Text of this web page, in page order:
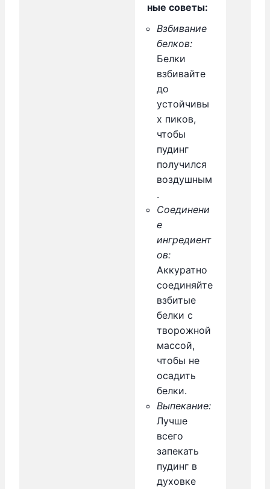
ные советы:
Взбивание
белков:
Белки
взбивайте
до
устойчивы
х пиков,
чтобы
пудинг
получился
воздушным
.
Соединени
е
ингредиент
ов:
Аккуратно
соединяйте
взбитые
белки с
творожной
массой,
чтобы не
осадить
белки.
Выпекание:
Лучше
всего
запекать
пудинг в
духовке